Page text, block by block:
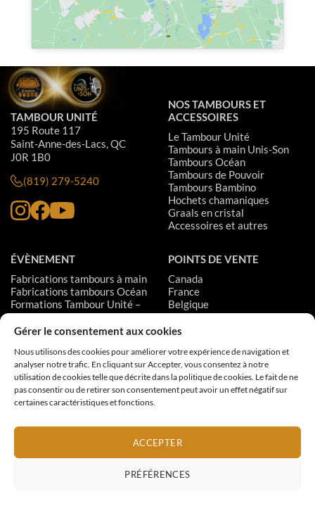
Gérer le consentement aux cookies
Nous utilisons des cookies pour améliorer votre expérience de navigation et
analyser notre trafic. En cliquant sur Accepter, vous consentez à notre
utilisation de cookies telle que décrite dans la politique de cookies. Le fait de ne
pas consentir ou de retirer son consentement peut avoir un effet négatif sur
certaines caractéristiques et fonctions.
ACCEPTER
PRÉFÉRENCES
TAMBOUR UNITÉ
195 Route 117
Saint-Anne-des-Lacs, QC
J0R 1B0
(819) 279-5240
NOS TAMBOURS ET
ACCESSOIRES
Le Tambour Unité
Tambours à main Unis-Son
Tambours Océan
Tambours de Pouvoir
Tambours Bambino
Hochets chamaniques
Graals en cristal
Accessoires et autres
ÉVÈNEMENT
Fabrications tambours à main
Fabrications tambours Océan
Formations Tambour Unité –
Niveau 1
Formations Tambour Unité –
Formations Tambour Unité –
Niveau 3
POINTS DE VENTE
Canada
France
Belgique
Suisse
États-Unis
Livraison Garantie Politique de retour
© 2026 Tous droits réservés.